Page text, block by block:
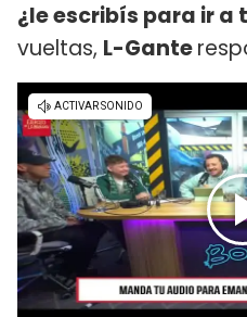
¿le escribís para ir
vueltas, L-Gante